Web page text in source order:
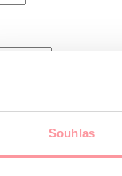
Souhlas
uns? Ihre Fragen